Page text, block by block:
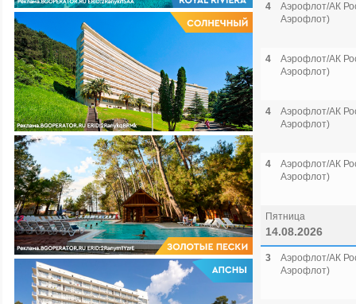
4
Аэрофлот/АК
Аэрофлот)
4
Аэрофлот/АК
Аэрофлот)
4
Аэрофлот/АК
Аэрофлот)
4
Аэрофлот/АК
Аэрофлот)
Пятница
14.08.2026
3
Аэрофлот/АК
Аэрофлот)